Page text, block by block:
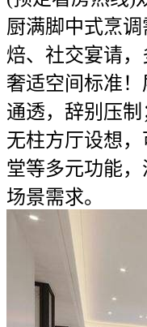
厨满脚中式烹
焙、社交宴请，
奢适空间标准
通透，辞别压制
无柱方厅设想
堂等多元功能
场景需求。